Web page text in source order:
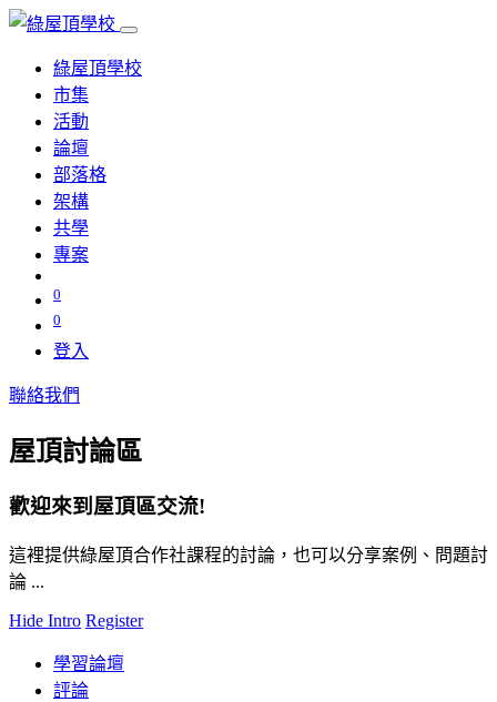
綠屋頂學校
市集
活動
論壇
部落格
架構
共學
專案
0
0
登入
聯絡我們
屋頂討論區
歡迎來到屋頂區交流!
這裡提供綠屋頂合作社課程的討論，也可以分享案例、問題討
論 ...
Hide Intro Register
學習論壇
評論